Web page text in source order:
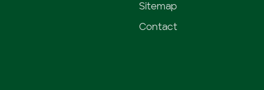
Sitemap
Contact